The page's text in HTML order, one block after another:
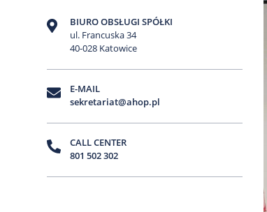
BIURO OBSŁUGI SPÓŁKI
ul. Francuska 34
40-028 Katowice
E-MAIL
sekretariat@ahop.pl
CALL CENTER
801 502 302